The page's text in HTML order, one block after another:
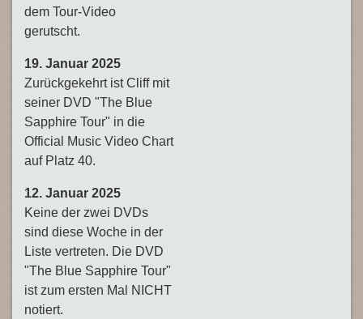
dem Tour-Video
gerutscht.
19. Januar 2025
Zurückgekehrt ist Cliff mit
seiner DVD "The Blue
Sapphire Tour" in die
Official Music Video Chart
auf Platz 40.
12. Januar 2025
Keine der zwei DVDs
sind diese Woche in der
Liste vertreten. Die DVD
"The Blue Sapphire Tour"
ist zum ersten Mal NICHT
notiert.